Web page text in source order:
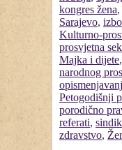
kongres žena,
Sarajevo,
Kulturno-
prosvjetna
Majka i dijete,
narodnog
Petogodišnji
porodično
referati,
zdravstvo,